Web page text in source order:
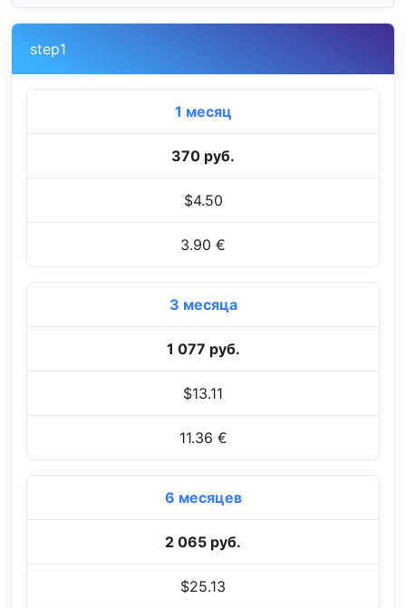
step1
1 месяц
370 руб.
$4.50
3.90 €
3 месяца
1 077 руб.
$13.11
11.36 €
6 месяцев
2 065 руб.
$25.13